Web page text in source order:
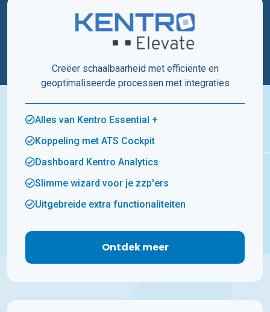
Creëer schaalbaarheid met efficiënte en
geoptimaliseerde processen met integraties
Alles van Kentro Essential +
Koppeling met ATS Cockpit
Dashboard Kentro Analytics
Slimme wizard voor je zzp'ers
Uitgebreide extra functionaliteiten
Ontdek meer